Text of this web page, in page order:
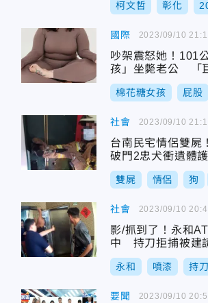
柯文哲 彰化
國際
吵架震怒她！101
孩」坐斃老公 「
死
棉花糖女孩 屁股
2023/09/10
社會
台南民宅情侶雙
破門2忠犬衝遺體
雙屍 情侶 狗
2023/09/10
社會
影/抓到了！永和
中 持刀拒捕被建
永和 噴漆 持刀
2023/09/10
要聞 2023/09/10